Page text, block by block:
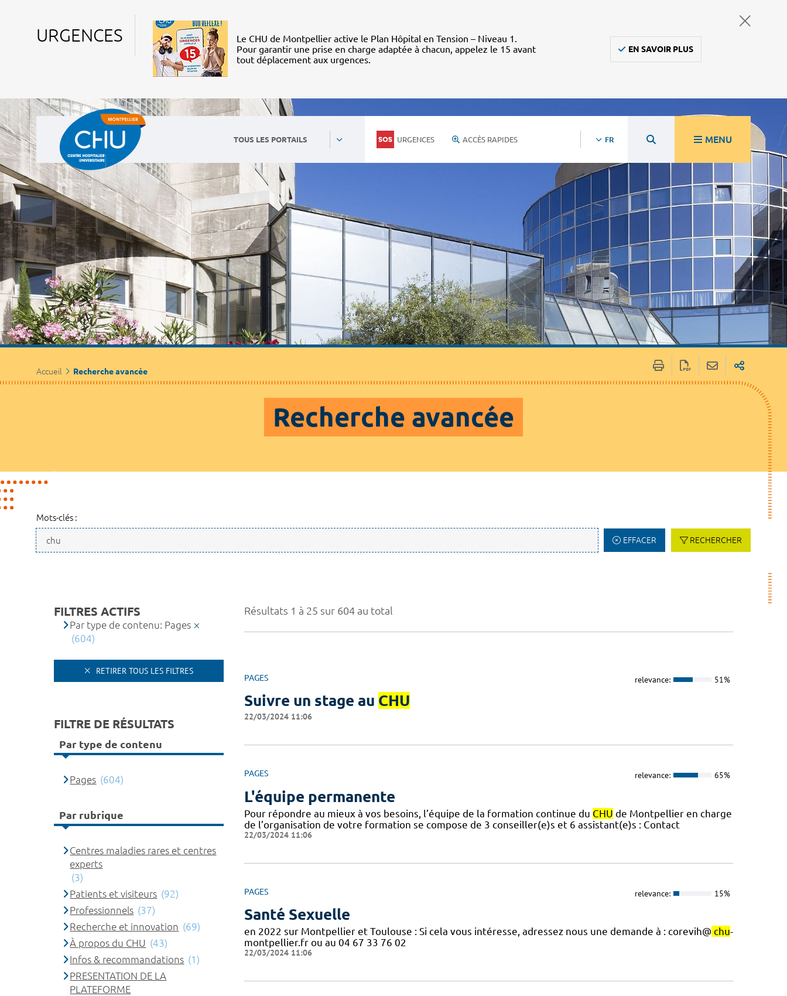
URGENCES
Le CHU de Montpellier active le Plan Hôpital en Tension – Niveau 1.
Pour garantir une prise en charge adaptée à chacun, appelez le 15 avant
tout déplacement aux urgences.
EN SAVOIR PLUS
TOUS LES PORTAILS URGENCES ACCÈS RAPIDES FR MENU
Accueil Recherche avancée
Recherche avancée
Mots-clés :
EFFACER RECHERCHER
Résultats 1 à 25 sur 604 au total
PAGES relevance: 51%
Suivre un stage au CHU
22/03/2024 11:06
PAGES relevance: 65%
L'équipe permanente
Pour répondre au mieux à vos besoins, l’équipe de la formation continue du CHU de Montpellier en charge
de l’organisation de votre formation se compose de 3 conseiller(e)s et 6 assistant(e)s : Contact
22/03/2024 11:06
PAGES relevance: 15%
Santé Sexuelle
en 2022 sur Montpellier et Toulouse : Si cela vous intéresse, adressez nous une demande à : corevih@ chu-
montpellier.fr ou au 04 67 33 76 02
22/03/2024 11:06
FILTRES ACTIFS
Par type de contenu: Pages
(604)
RETIRER TOUS LES FILTRES
FILTRE DE RÉSULTATS
Par type de contenu
Pages (604)
Par rubrique
Centres maladies rares et centres
experts
(3)
Patients et visiteurs (92)
Professionnels (37)
Recherche et innovation (69)
À propos du CHU (43)
Infos & recommandations (1)
PRESENTATION DE LA
PLATEFORME